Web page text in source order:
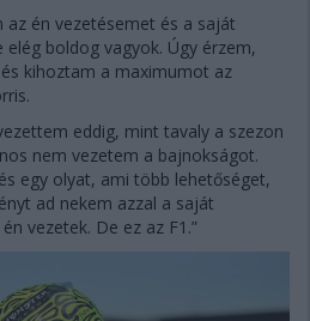
az én vezetésemet és a saját
boldog vagyok. Úgy érzem,
kihoztam a maximumot az
eddig, mint tavaly a szezon
nem vezetem a bajnokságot.
egy olyat, ami több lehetőséget,
ad nekem azzal a saját
vezetek. De ez az F1.”